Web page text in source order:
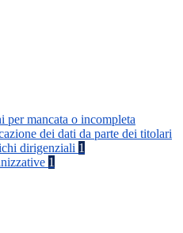
per mancata o incompleta
dei dati da parte dei titolari
dirigenziali 1
1